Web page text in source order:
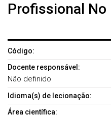
Profissional No
Código:
Docente responsável:
Não definido
Idioma(s) de lecionação:
Área científica: